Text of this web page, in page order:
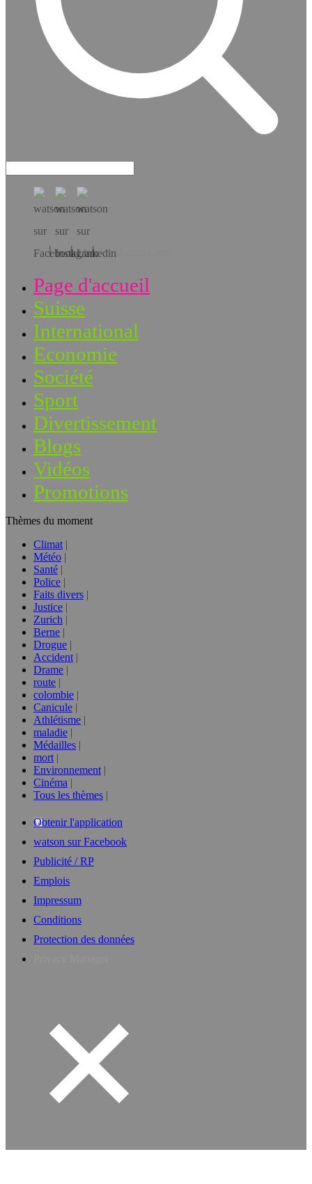
Téléchargez l’app!
Page d'accueil
Suisse
International
Economie
Société
Sport
Divertissement
Blogs
Vidéos
Promotions
Thèmes du moment
Climat
Météo
Santé
Police
Faits divers
Justice
Zurich
Berne
Drogue
Accident
Drame
route
colombie
Canicule
Athlétisme
maladie
Médailles
mort
Environnement
Cinéma
Tous les thèmes
Obtenir l'application
watson sur Facebook
Publicité / RP
Emplois
Impressum
Conditions
Protection des données